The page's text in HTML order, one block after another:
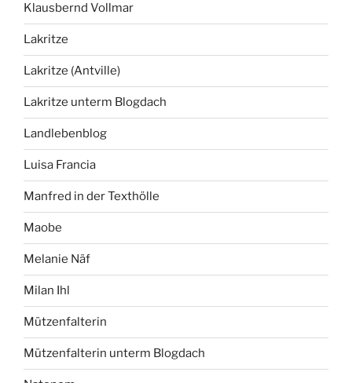
Klausbernd Vollmar
Lakritze
Lakritze (Antville)
Lakritze unterm Blogdach
Landlebenblog
Luisa Francia
Manfred in der Texthölle
Maobe
Melanie Näf
Milan Ihl
Mützenfalterin
Mützenfalterin unterm Blogdach